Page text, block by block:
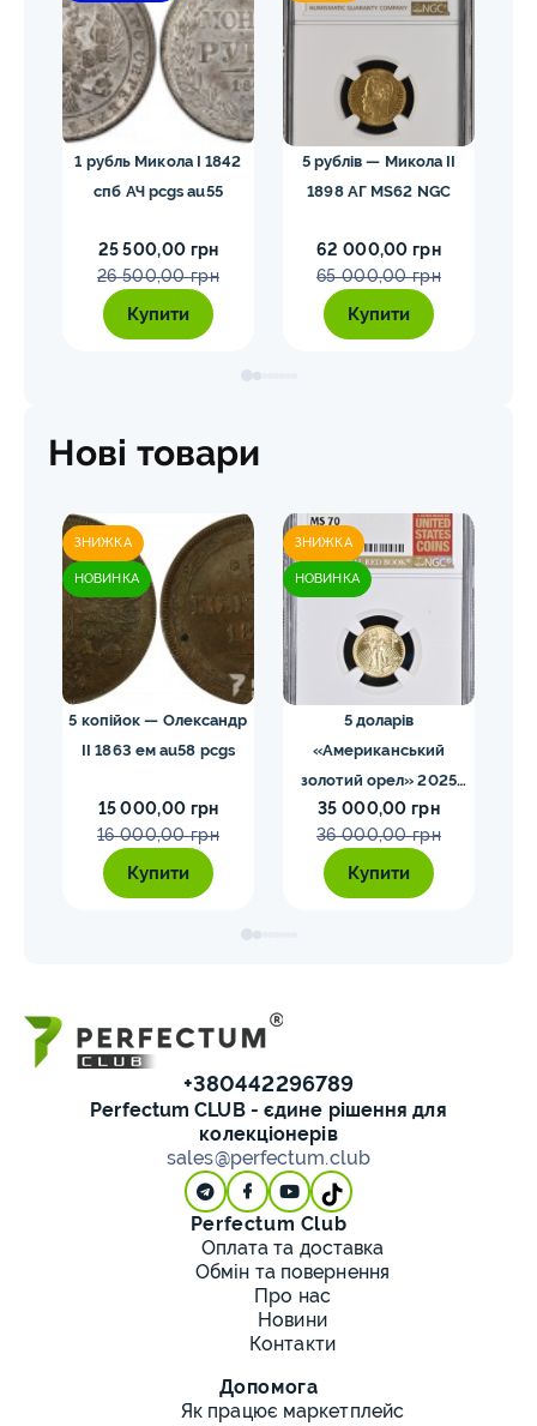
1 рубль Микола I 1842
спб АЧ pcgs au55
25 500,00 грн
26 500,00 грн
Купити
5 рублів — Микола II
1898 АГ MS62 NGC
62 000,00 грн
65 000,00 грн
Купити
Нові товари
ЗНИЖКА
НОВИНКА
5 копійок — Олександр
II 1863 ем au58 pcgs
15 000,00 грн
16 000,00 грн
Купити
ЗНИЖКА
НОВИНКА
5 доларів
«Американський
золотий орел» 2025
MS70 NGC орел тип2
35 000,00 грн
36 000,00 грн
Купити
+380442296789
Perfectum CLUB - єдине рішення для
колекціонерів
sales@perfectum.club
Perfectum Club
Оплата та доставка
Обмін та повернення
Про нас
Новини
Контакти
Допомога
Як працює маркетплейс